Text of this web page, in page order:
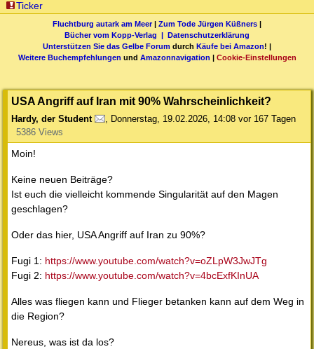
Ticker
Fluchtburg autark am Meer| Zum Tode Jürgen Küßners |
Bücher vom Kopp-Verlag | Datenschutzerklärung
Unterstützen Sie das Gelbe Forum durch Käufe bei Amazon! |
Weitere Buchempfehlungen und Amazonnavigation | Cookie-Einstellungen
USA Angriff auf Iran mit 90% Wahrscheinlichkeit?
Hardy, der Student , Donnerstag, 19.02.2026, 14:08 vor 167 Tagen
5386 Views
Moin!
Keine neuen Beiträge?
Ist euch die vielleicht kommende Singularität auf den Magen
geschlagen?
Oder das hier, USA Angriff auf Iran zu 90%?
Fugi 1: https://www.youtube.com/watch?v=oZLpW3JwJTg
Fugi 2: https://www.youtube.com/watch?v=4bcExfKInUA
Alles was fliegen kann und Flieger betanken kann auf dem Weg in
die Region?
Nereus, was ist da los?